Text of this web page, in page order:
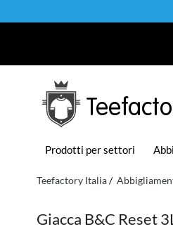
Prodotti per settori
Teefactory Italia
Giacca B&C Reset